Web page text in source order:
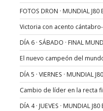
FOTOS DRON · MUNDIAL
Victoria con acento
DÍA 6 · SÁBADO · FINAL
El nuevo campeón del
DÍA 5 · VIERNES · MUNDIAL
Cambio de líder en la recta
DÍA 4 · JUEVES · MUNDIAL